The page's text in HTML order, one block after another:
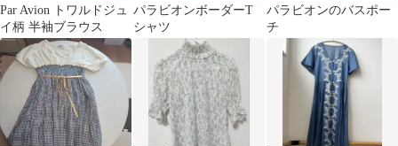
Par Avion トワルドジュ
イ柄 半袖ブラウス
パラビオンボーダーT
シャツ
パラビオンのバスポー
チ